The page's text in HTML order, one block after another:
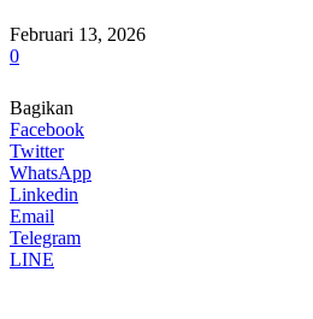
Februari 13, 2026
0
Bagikan
Facebook
Twitter
WhatsApp
Linkedin
Email
Telegram
LINE